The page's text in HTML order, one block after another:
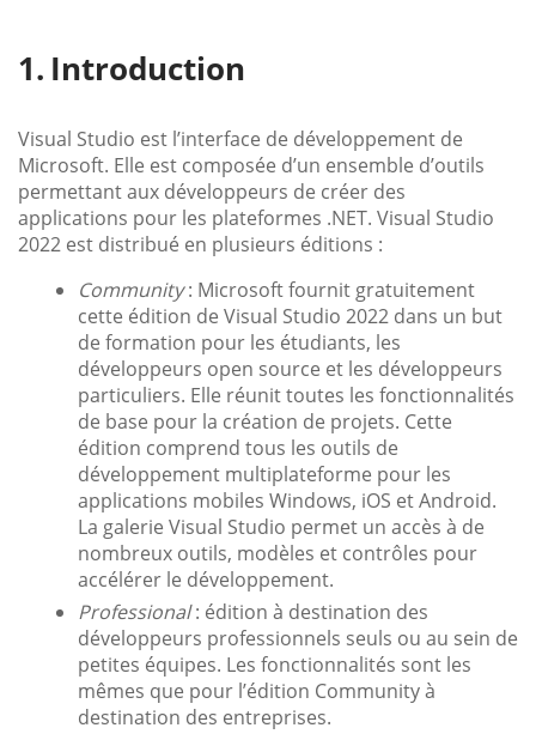
Introduction
Visual Studio est l’interface de développement de
Microsoft. Elle est composée d’un ensemble d’outils
permettant aux développeurs de créer des
applications pour les plateformes .NET. Visual Studio
2022 est distribué en plusieurs éditions :
Community: Microsoft fournit gratuitement
cette édition de Visual Studio 2022 dans un but
de formation pour les étudiants, les
développeurs open source et les développeurs
particuliers. Elle réunit toutes les fonctionnalités
de base pour la création de projets. Cette
édition comprend tous les outils de
développement multiplateforme pour les
applications mobiles Windows, iOS et Android.
La galerie Visual Studio permet un accès à de
nombreux outils, modèles et contrôles pour
accélérer le développement.
Professional: édition à destination des
développeurs professionnels seuls ou au sein de
petites équipes. Les fonctionnalités sont les
mêmes que pour l’édition Community à
destination des entreprises.